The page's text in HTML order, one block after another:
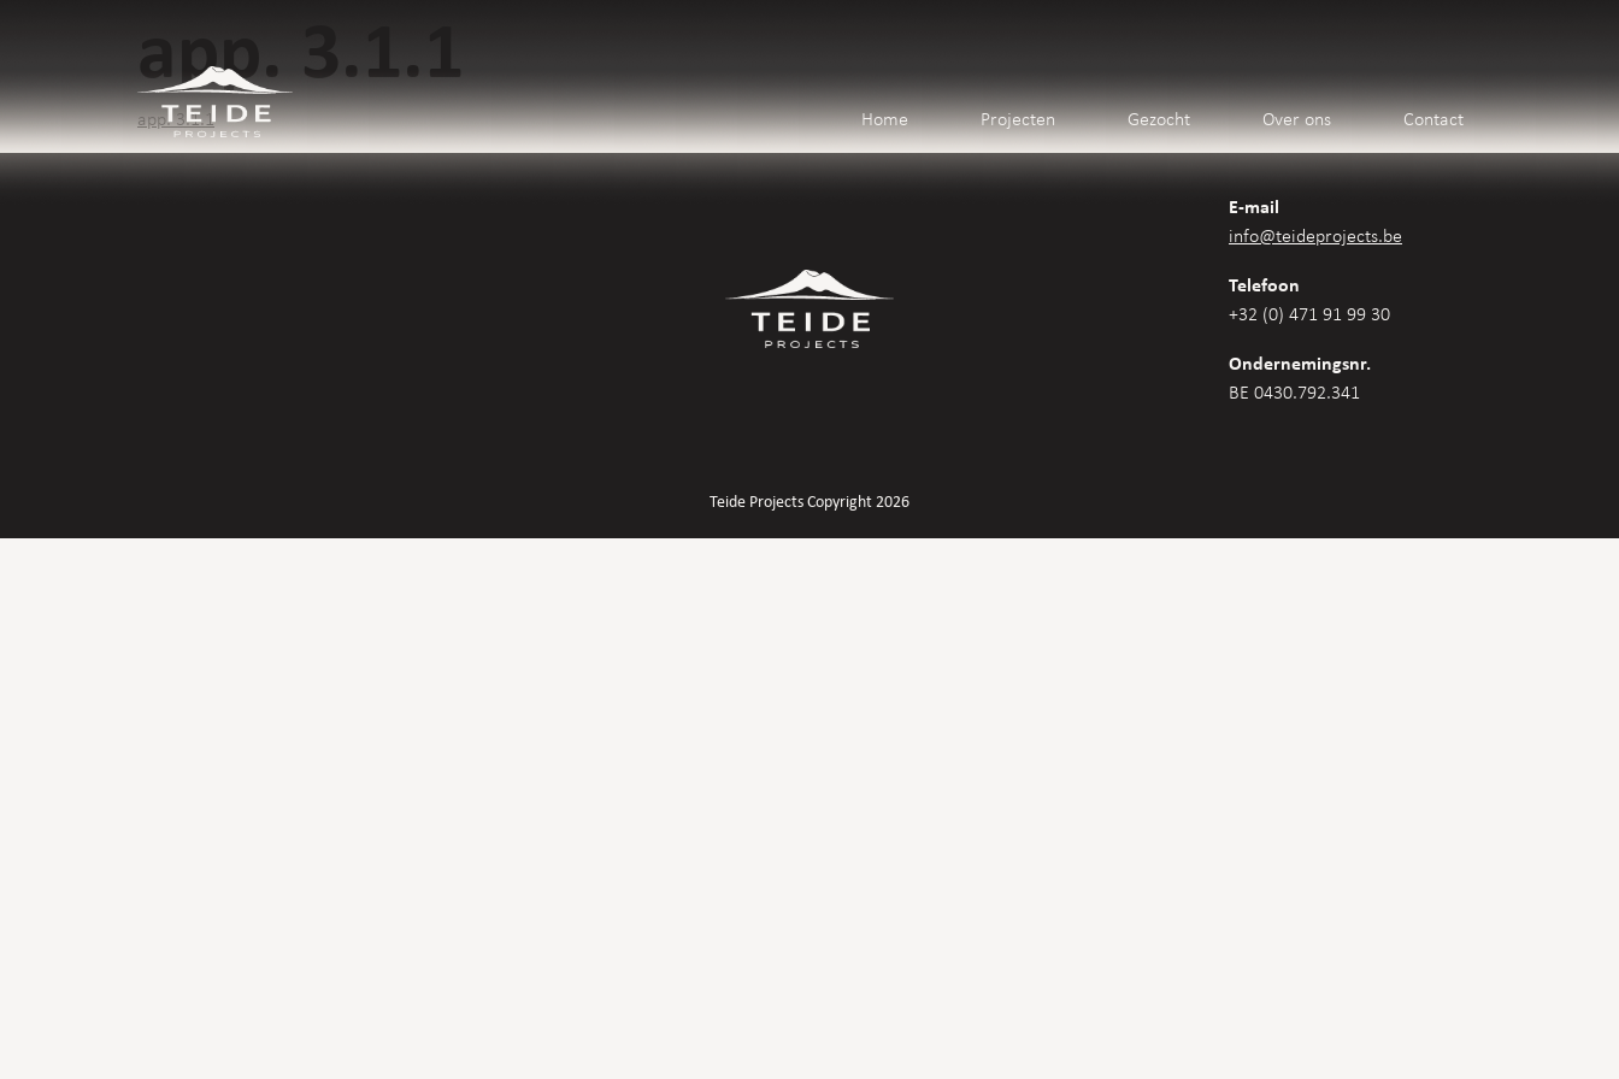
Home Projecten Gezocht Over ons Contact
app. 3.1.1
app. 3.1.1
E-mail
info@teideprojects.be
Telefoon
+32 (0) 471 91 99 30
Ondernemingsnr.
BE 0430.792.341
Teide Projects Copyright 2026